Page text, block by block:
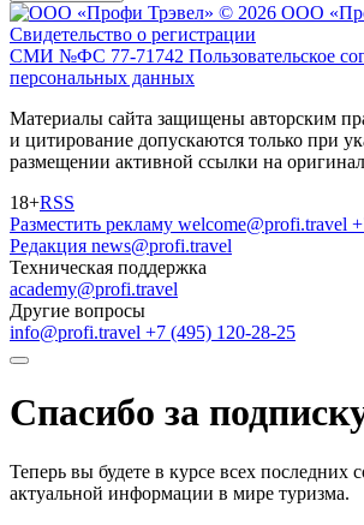
© 2026 ООО
Свидетельство о регистрации
СМИ №ФС 77-71742 Пользовательское
персональных данных
Материалы сайта защищены авторским
и цитирование допускаются только при
размещении активной ссылки на
18+RSS
Разместить рекламу welcome@profi.travel
Редакция news@profi.travel
Техническая поддержка
academy@profi.travel
Другие вопросы
info@profi.travel +7 (495) 120-28-25
Спасибо за
Теперь вы будете в курсе всех последних
актуальной информации в мире туризма.